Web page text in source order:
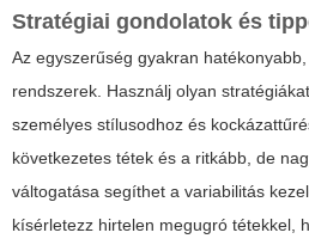
Stratégiai gondolatok és
Az egyszerűség gyakran
rendszerek. Használj olyan
személyes stílusodhoz és
következetes tétek és a ritkább, de
váltogatása segíthet a variabilitás
kísérletezz hirtelen megugró tétekkel,